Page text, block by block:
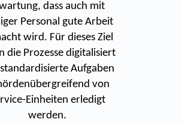
dass auch mit
Personal gute Arbeit
wird. Für dieses Ziel
die Prozesse digitalisiert
Aufgaben
von
Einheiten erledigt
werden.